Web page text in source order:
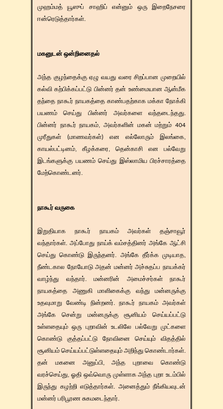
முஹம்மத் யூஸுப் சாஹிப் என்னும் ஒரு இறைநேசரை
ஈன்ரெடுத்தார்கள்.
மகனுடன் ஒன்றினைதல்
அந்த குழந்தைக்கு ஏழு வயது வரை சிறப்பான முறையில்
கல்வி கற்பிக்கப்பட்டு பின்னர் தன் உண்மையான ஆன்மீக
தந்தை நாகூர் நாயகத்தை காண்பதற்காக மக்கா நோக்கி
பயணம் செய்து பின்னர் அவர்களை வந்தடைந்தது.
பின்னர் நாகூர் நாயகம், அவர்களின் மகன் மற்றும் 404
முரீதுகள் (மாணவர்கள்) என எல்லோரும் இலங்கை,
காயல்பட்டினம், கீழக்கரை, தென்காசி என பல்வேறு
இடங்களுக்கு பயணம் செய்து இஸ்லாமிய பிரச்சாரத்தை
மேற்கொண்டனர்.
நாகூர் வருகை
இறுதியாக நாகூர் நாயகம் அவர்கள் தஞ்சாவூர்
வந்தார்கள். அப்போது நாய்க் வம்சத்தினர் அங்கே ஆட்சி
செய்து கொண்டு இருந்தனர். அங்கே தீர்க்க முடியாத,
நீண்டகால நோயோடு அதன் மன்னர் அச்சுதப்ப நாயக்கர்
வாழ்ந்து வந்தார். மன்னரின் அமைச்சர்கள் நாகூர்
நாயகத்தை அணுகி மாளிகைக்கு வந்து மன்னருக்கு
உதவுமாறு வேண்டி நின்றனர். நாகூர் நாயகம் அவர்கள்
அங்கே சென்று மன்னருக்கு சூனியம் செய்யப்பட்டு
உள்ளதையும் ஒரு புறாவின் உடலிலே பல்வேறு முட்களை
கொண்டு குத்தப்பட்டு நோவினை செய்யும் விதத்தில்
சூனியம் செய்யப்பட்டுள்ளதையும் அறிந்து கொண்டார்கள்.
தன் மகனை அனுப்பி, அந்த புறாவை கொண்டு
வரச்செய்து, ஓதி ஒவ்வொரு முள்ளாக அந்த புறா உடம்பில்
இருந்து கழற்றி எடுத்தார்கள். அனைத்தும் நீங்கியவுடன்
மன்னர் பரிபூரண சுகமடைந்தார்.